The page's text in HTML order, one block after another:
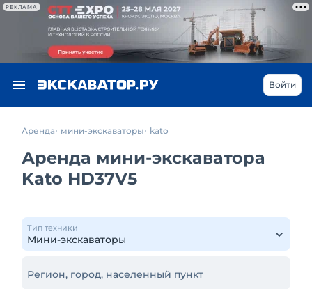
РЕКЛАМА
Войти
Аренда мини-экскаваторы kato
Аренда мини-экскаватора
Kato HD37V5
Тип техники
Регион, город, населенный пункт